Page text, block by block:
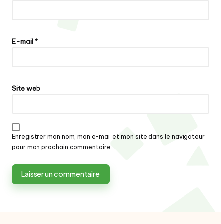
E-mail*
Site web
Enregistrer mon nom, mon e-mail et mon site dans le navigateur
pour mon prochain commentaire.